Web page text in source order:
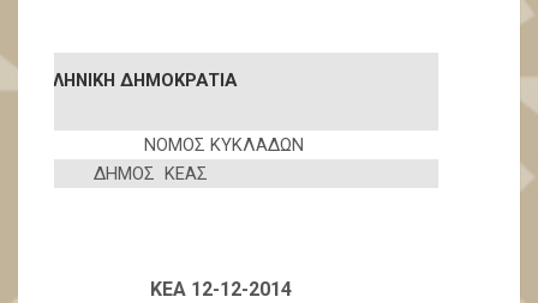
ΕΛΛΗΝΙΚΗ ΔΗΜΟΚΡΑΤΙΑ
ΝΟΜΟΣ ΚΥΚΛΑΔΩΝ
ΔΗΜΟΣ ΚΕΑΣ
ΚΕΑ 12-12-2014